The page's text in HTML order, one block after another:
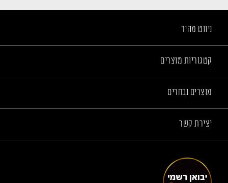
ניווט מהיר
קטגוריות מוצרים
מוצרים נבחרים
יצירת קשר